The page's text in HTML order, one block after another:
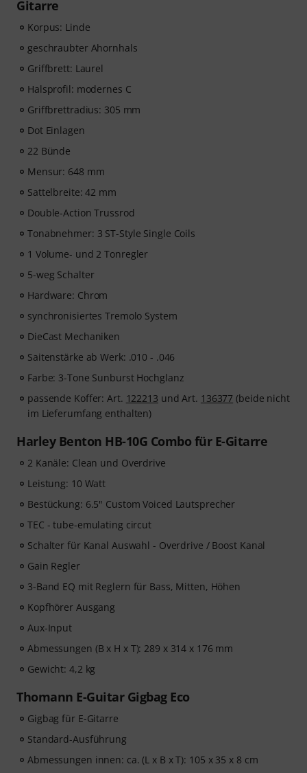
Gitarre
Korpus: Linde
geschraubter Ahornhals
Griffbrett: Laurel
Halsprofil: modernes C
Griffbrettradius: 305 mm
Dot Einlagen
22 Bünde
Mensur: 648 mm
Sattelbreite: 42 mm
Double-Action Trussrod
Tonabnehmer: 3 ST-Style Single Coils
1 Volume- und 2 Tonregler
5-weg Schalter
Hardware: Chrom
synchronisiertes Tremolo System
DieCast Mechaniken
Saitenstärke ab Werk: .010 - .046
Farbe: 3-Tone Sunburst Hochglanz
passende Koffer: Art. 122213 und Art. 136377 (beide nicht
im Lieferumfang enthalten)
Harley Benton HB-10G Combo für E-Gitarre
2 Kanäle: Clean und Overdrive
Leistung: 10 Watt
Bestückung: 6.5" Custom Voiced Lautsprecher
TEC - tube-emulating circut
Schalter für Kanal Auswahl - Overdrive / Boost Kanal
Gain Regler
3-Band EQ mit Reglern für Bass, Mitten, Höhen
Kopfhörer Ausgang
Aux-Input
Abmessungen (B x H x T): 289 x 314 x 176 mm
Gewicht: 4,2 kg
Thomann E-Guitar Gigbag Eco
Gigbag für E-Gitarre
Standard-Ausführung
Abmessungen innen: ca. (L x B x T): 105 x 35 x 8 cm